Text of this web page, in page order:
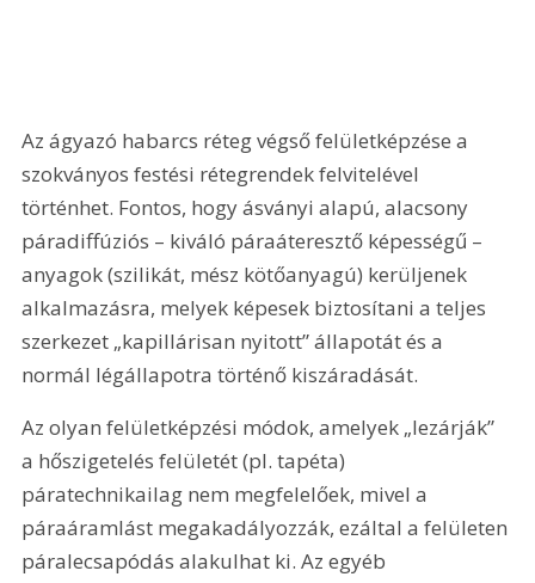
Az ágyazó habarcs réteg végső felületképzése a
szokványos festési rétegrendek felvitelével
történhet. Fontos, hogy ásványi alapú, alacsony
páradiffúziós – kiváló páraáteresztő képességű –
anyagok (szilikát, mész kötőanyagú) kerüljenek
alkalmazásra, melyek képesek biztosítani a teljes
szerkezet „kapillárisan nyitott” állapotát és a
normál légállapotra történő kiszáradását.
Az olyan felületképzési módok, amelyek „lezárják”
a hőszigetelés felületét (pl. tapéta)
páratechnikailag nem megfelelőek, mivel a
páraáramlást megakadályozzák, ezáltal a felületen
páralecsapódás alakulhat ki. Az egyéb